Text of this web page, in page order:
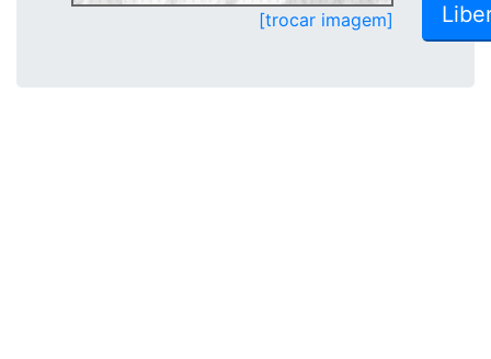
[trocar imagem]